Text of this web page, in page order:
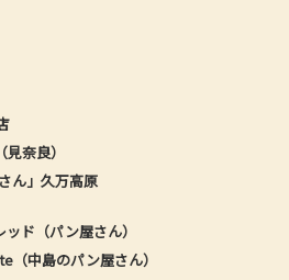
奈良）
ん」久万高原
ド（パン屋さん）
（中島のパン屋さん）